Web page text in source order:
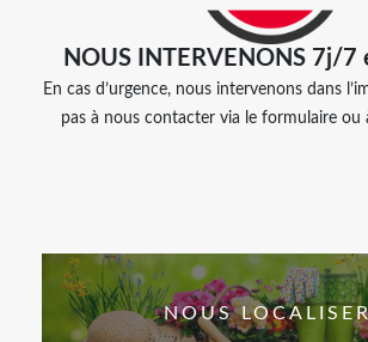
NOUS INTERVENONS 7j/
En cas d’urgence, nous intervenons dans
pas à nous contacter via le formulaire ou
NOUS